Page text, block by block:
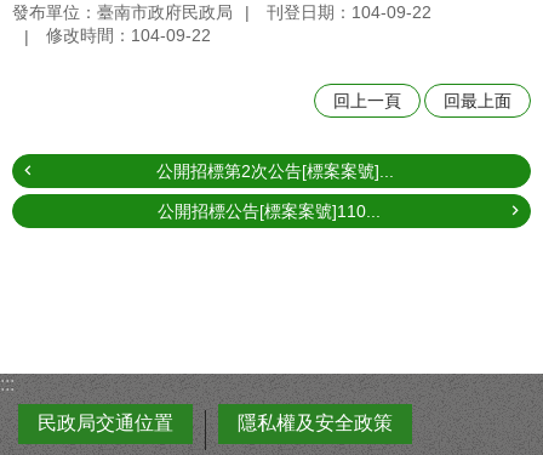
發布單位：臺南市政府民政局
刊登日期：104-09-22
修改時間：104-09-22
回上一頁 回最上面
公開招標第2次公告[標案案號]...
公開招標公告[標案案號]110...
:::
民政局交通位置
隱私權及安全政策